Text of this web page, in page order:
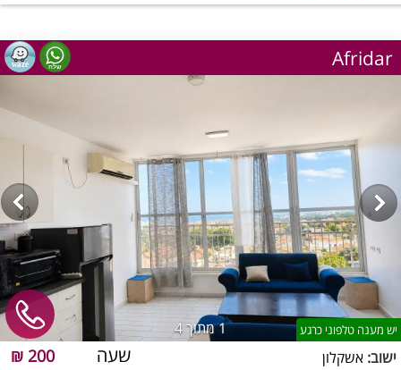
Afridar
1מתוך 4 יש מענה טלפוני כרגע
שעה 200 ₪ ישוב: אשקלון